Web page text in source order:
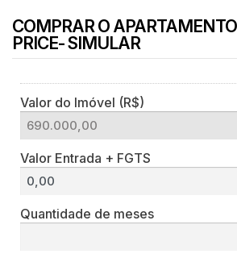
COMPRAR O
PRICE- SIMULAR
Valor do Imóvel (R$)
Valor Entrada + FGTS
Quantidade de meses